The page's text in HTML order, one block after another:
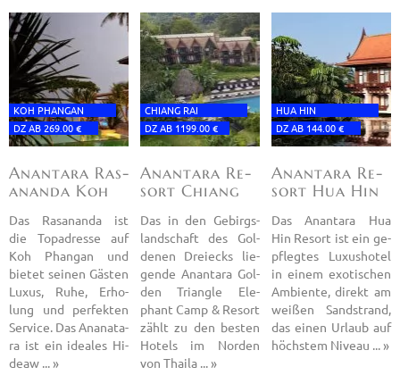
DZ AB 269.00 €
KOH PHAN­GAN
Anant­ara Ras­
an­an­da Koh
Das Ras­an­an­da ist
die Top­adres­se auf
Koh Phan­gan und
bie­tet sei­nen Gäs­ten
Luxus, Ruhe, Er­ho­
lung und per­fek­ten
Ser­vice. Das An­a­na­ta­
ra ist ein idea­les Hi­
deaw ... »
DZ AB 1199.00 €
CHIANG RAI
Anant­ara Re­
sort Chiang
Das in den Ge­birgs­
land­schaft des Gol­
de­nen Drei­ecks lie­
gen­de Anant­ara Gol­
den Tri­ang­le Ele­
phant Camp & Re­sort
zählt zu den bes­ten
Ho­tels im Nor­den
von Thai­la ... »
DZ AB 144.00 €
HUA HIN
Anant­ara Re­
sort Hua Hin
Das Anant­ara Hua
Hin Re­sort ist ein ge­
pfleg­tes Lu­xus­ho­tel
in einem exo­ti­schen
Am­bi­en­te, di­rekt am
wei­ßen Sand­strand,
das einen Ur­laub auf
höchs­tem Ni­veau ... »